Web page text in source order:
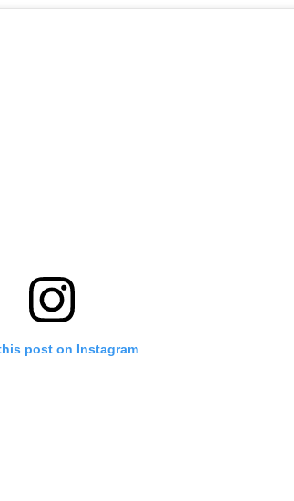
post on Instagram